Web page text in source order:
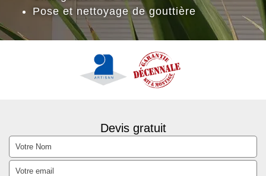
Pose et nettoyage de gouttière
Devis gratuit